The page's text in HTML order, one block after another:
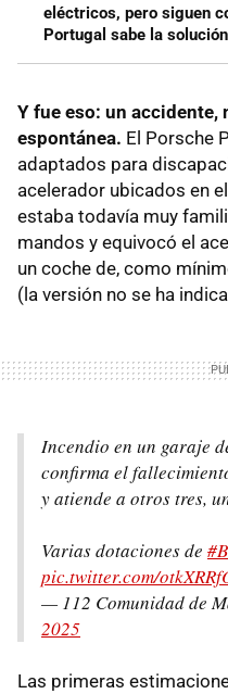
eléctricos, pero siguen
Portugal sabe la
Y fue eso: un accidente,
espontánea. El Porsche
adaptados para
acelerador ubicados en
estaba todavía muy
mandos y equivocó el
un coche de, como
(la versión no se ha
Incendio en un garaje
confirma el
y atiende a otros tres,
Varias dotaciones de
pic.twitter.com/
— 112 Comunidad de
2025
Las primeras